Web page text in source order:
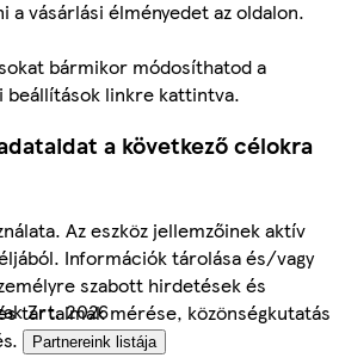
a vásárlási élményedet az oldalon.
bármikor módosíthatod a
beállítások linkre kattintva.
a következő célokra
Az eszköz jellemzőinek aktív
Információk tárolása és/vagy
szabott hirdetések és
tartalmak mérése, közönségkutatás
Partnereink listája
Zrt. 2026